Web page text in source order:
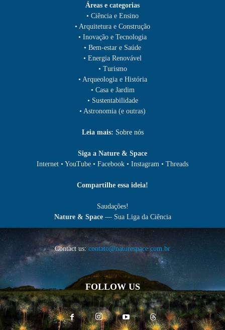
Áreas e categorias
• Ciência e Ensino
• Arquitetura e Construção
• Inovação e Tecnologia
• Bem-estar e Saúde
• Energia Renovável
• Turismo
• Arqueologia e História
• Casa e Jardim
• Sustentabilidade
• Astronomia (e outras)
Leia mais: Sobre nós
Siga a Nature & Space
Internet • YouTube • Facebook • Instagram • Threads
Compartilhe essa ideia!
Saudações!
Nature & Space— Sua Liga da Ciência
Contact us:contato@naturespace.com.br
FOLLOW US